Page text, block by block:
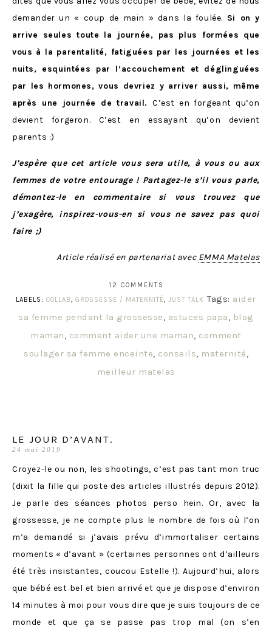
demander un « coup de main » dans la foulée. Si on y
arrive seules toute la journée, pas plus formées que
vous à la parentalité, fatiguées par les journées et les
nuits, esquintées par l’accouchement et déglinguées
par les hormones, vous devriez y arriver aussi, même
après une journée de travail. C’est en forgeant qu’on
devient forgeron. C’est en essayant qu’on devient
parents :)
J’espère que cet article vous sera utile, à vous ou aux
femmes de votre entourage ! Partagez-le s’il vous parle,
démontez-le en commentaire si vous trouvez que
j’exagère, inspirez-vous-en si vous ne savez pas quoi
faire ;)
Article réalisé en partenariat avec EMMA Matelas
12 COMMENTS
LABELS:COLLAB,GROSSESSE / MATERNITÉ,JUST TALK Tags: aider
sa femme pendant la grossesse, astuces papa, blog
maman, comment aider une maman, comment
soulager sa femme enceinte, conseils, maternité,
meilleur matelas
LE JOUR D’AVANT.
24 mai 2019
Croyez-le ou non, les shootings, c’est pas tant mon truc
(dixit la fille qui poste des articles illustrés depuis 2012).
Je parle des séances photos perso hein. Or, avec la
grossesse, je ne compte plus le nombre de fois où l’on
m’a demandé si j’avais prévu d’immortaliser certains
moments « d’avant » (certaines personnes ont d’ailleurs
été très insistantes, coucou Estelle !). Aujourd’hui, alors
que bébé est bel et bien arrivé et que je dispose d’environ
14 minutes à moi pour vous dire que je suis toujours de ce
monde et que ça se passe pas trop mal (on s’en